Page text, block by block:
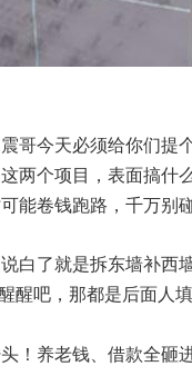
哥今天必须给你们提
两个项目，表面搞什
能卷钱跑路，千万别
白了就是拆东墙补
醒吧，那都是后面人
！养老钱、借款全砸